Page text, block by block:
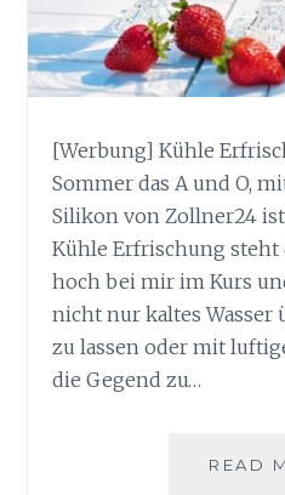
[Werbung] Kühle
Sommer das A und O,
Silikon von Zollner24
Kühle Erfrischung steht
hoch bei mir im Kurs
nicht nur kaltes Wasser
zu lassen oder mit
die Gegend zu…
READ